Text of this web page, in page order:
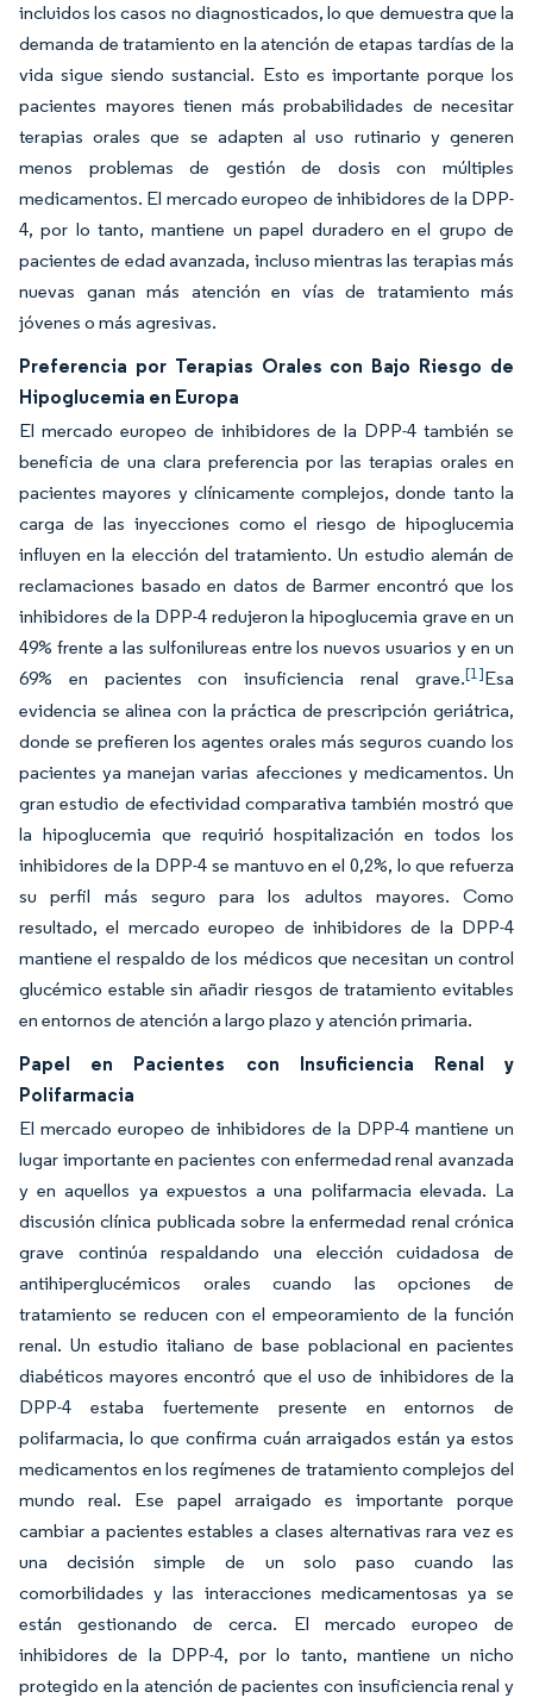
incluidos los casos no diagnosticados, lo que demuestra que la
demanda de tratamiento en la atención de etapas tardías de la
vida sigue siendo sustancial. Esto es importante porque los
pacientes mayores tienen más probabilidades de necesitar
terapias orales que se adapten al uso rutinario y generen
menos problemas de gestión de dosis con múltiples
medicamentos. El mercado europeo de inhibidores de la DPP-
4, por lo tanto, mantiene un papel duradero en el grupo de
pacientes de edad avanzada, incluso mientras las terapias más
nuevas ganan más atención en vías de tratamiento más
jóvenes o más agresivas.
Preferencia por Terapias Orales con Bajo Riesgo de
Hipoglucemia en Europa
El mercado europeo de inhibidores de la DPP-4 también se
beneficia de una clara preferencia por las terapias orales en
pacientes mayores y clínicamente complejos, donde tanto la
carga de las inyecciones como el riesgo de hipoglucemia
influyen en la elección del tratamiento. Un estudio alemán de
reclamaciones basado en datos de Barmer encontró que los
inhibidores de la DPP-4 redujeron la hipoglucemia grave en un
49% frente a las sulfonilureas entre los nuevos usuarios y en un
69% en pacientes con insuficiencia renal grave.[1]Esa
evidencia se alinea con la práctica de prescripción geriátrica,
donde se prefieren los agentes orales más seguros cuando los
pacientes ya manejan varias afecciones y medicamentos. Un
gran estudio de efectividad comparativa también mostró que
la hipoglucemia que requirió hospitalización en todos los
inhibidores de la DPP-4 se mantuvo en el 0,2%, lo que refuerza
su perfil más seguro para los adultos mayores. Como
resultado, el mercado europeo de inhibidores de la DPP-4
mantiene el respaldo de los médicos que necesitan un control
glucémico estable sin añadir riesgos de tratamiento evitables
en entornos de atención a largo plazo y atención primaria.
Papel en Pacientes con Insuficiencia Renal y
Polifarmacia
El mercado europeo de inhibidores de la DPP-4 mantiene un
lugar importante en pacientes con enfermedad renal avanzada
y en aquellos ya expuestos a una polifarmacia elevada. La
discusión clínica publicada sobre la enfermedad renal crónica
grave continúa respaldando una elección cuidadosa de
antihiperglucémicos orales cuando las opciones de
tratamiento se reducen con el empeoramiento de la función
renal. Un estudio italiano de base poblacional en pacientes
diabéticos mayores encontró que el uso de inhibidores de la
DPP-4 estaba fuertemente presente en entornos de
polifarmacia, lo que confirma cuán arraigados están ya estos
medicamentos en los regímenes de tratamiento complejos del
mundo real. Ese papel arraigado es importante porque
cambiar a pacientes estables a clases alternativas rara vez es
una decisión simple de un solo paso cuando las
comorbilidades y las interacciones medicamentosas ya se
están gestionando de cerca. El mercado europeo de
inhibidores de la DPP-4, por lo tanto, mantiene un nicho
protegido en la atención de pacientes con insuficiencia renal y